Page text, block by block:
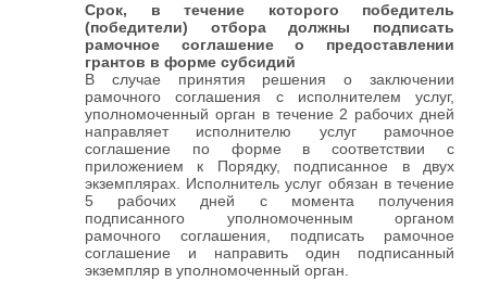
Срок, в течение которого победитель
(победители) отбора должны подписать
рамочное соглашение о предоставлении
грантов в форме субсидий
В случае принятия решения о заключении
рамочного соглашения с исполнителем услуг,
уполномоченный орган в течение 2 рабочих дней
направляет исполнителю услуг рамочное
соглашение по форме в соответствии с
приложением к Порядку, подписанное в двух
экземплярах. Исполнитель услуг обязан в течение
5 рабочих дней с момента получения
подписанного уполномоченным органом
рамочного соглашения, подписать рамочное
соглашение и направить один подписанный
экземпляр в уполномоченный орган.